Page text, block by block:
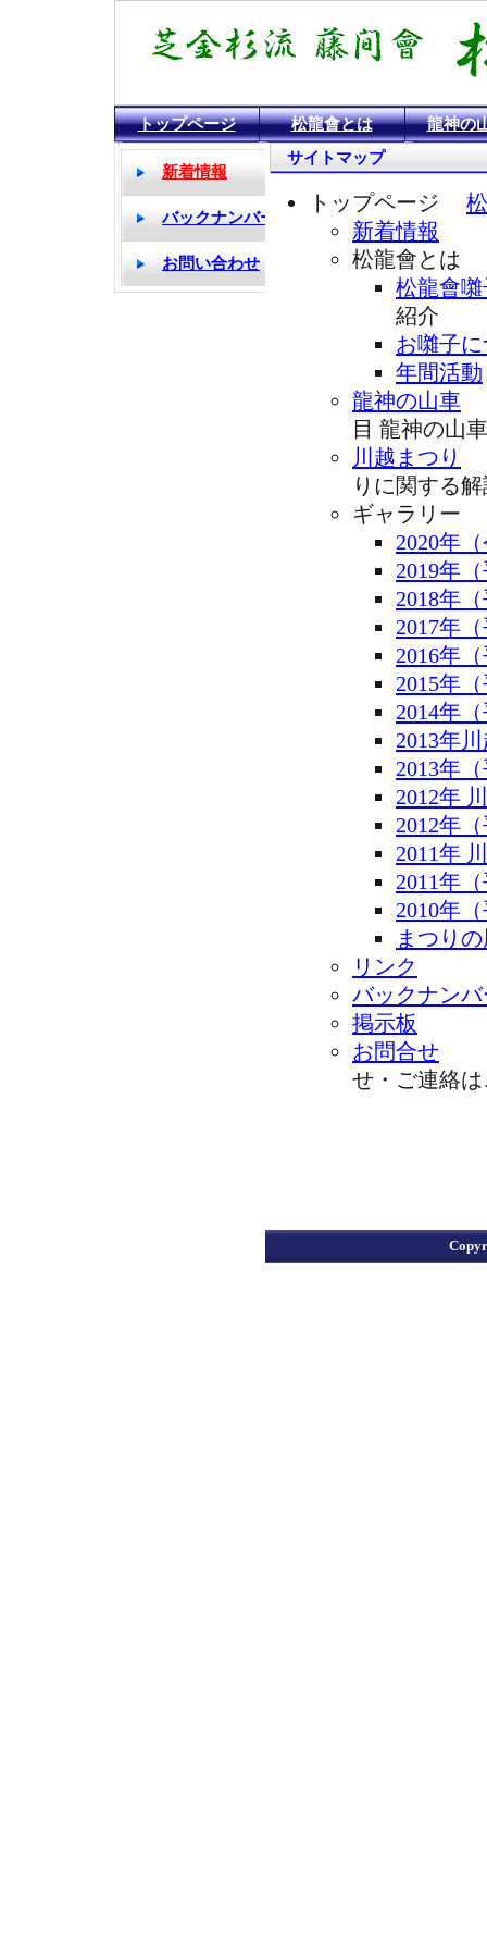
トップページ 松龍會とは 龍神の
サイトマップ
トップページ
新着情報
松龍會とは
松龍會
紹介
お囃子
年間活動
龍神の山車
目 龍神の
川越まつり
り
ギャラリー
2020年
2019年
2018年
2017年
2016年
2015年
2014年
2013年
2013年
2012年
2012年
2011年
2011年
2010年
まつり
リンク
バックナンバ
掲示板
お問合せ
せ・ご連絡